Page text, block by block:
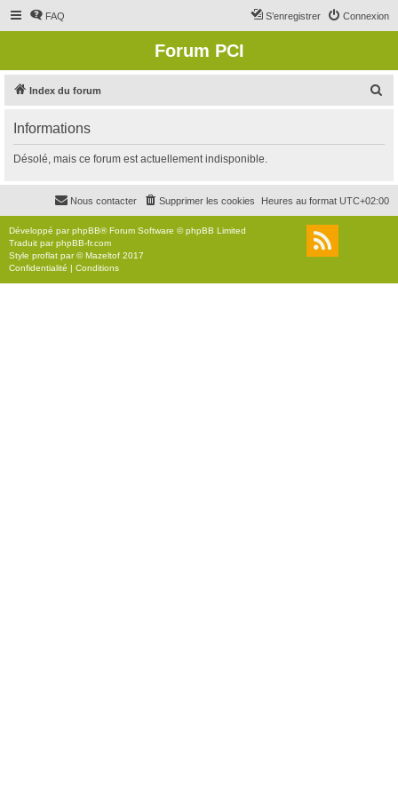
FAQ Connexion
S’enregistrer
Forum PCI
Index du forum
r
c
r
Informations
Désolé, mais ce forum est actuellement indisponible.
Heures au format UTC+02:00
Supprimer les cookies
Nous contacter
Développé parphpBB® Forum Software © phpBB Limited
Traduit parphpBB-fr.com
Style proflat par ©Mazeltof 2017
Confidentialité | Conditions